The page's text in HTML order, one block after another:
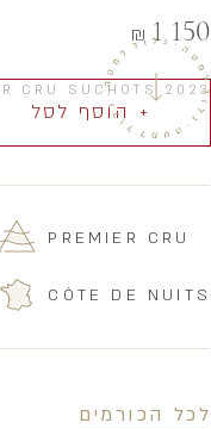
CRU SUCHOTS 2023
1 150
₪
+ הוסף לסל
PREMIER CRU
CÔTE DE NUITS
לכל הכורמים